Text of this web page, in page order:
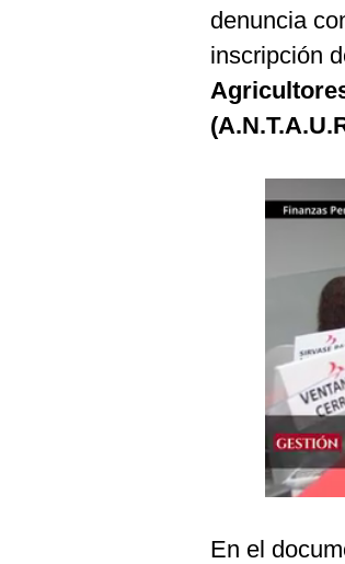
denuncia
inscripción
En el